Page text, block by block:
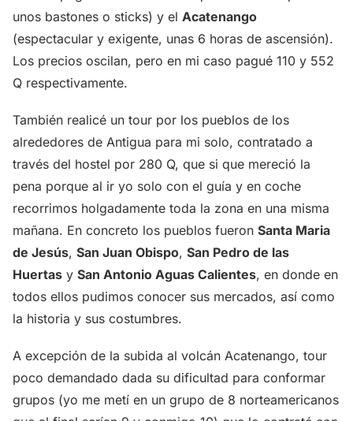
unos bastones o sticks) y el Acatenango
(espectacular y exigente, unas 6 horas de ascensión).
Los precios oscilan, pero en mi caso pagué 110 y 552
Q respectivamente.
También realicé un tour por los pueblos de los
alrededores de Antigua para mi solo, contratado a
través del hostel por 280 Q, que si que mereció la
pena porque al ir yo solo con el guía y en coche
recorrimos holgadamente toda la zona en una misma
mañana. En concreto los pueblos fueron Santa Maria
de Jesús, San Juan Obispo, San Pedro de las
Huertas y San Antonio Aguas Calientes, en donde en
todos ellos pudimos conocer sus mercados, así como
la historia y sus costumbres.
A excepción de la subida al volcán Acatenango, tour
poco demandado dada su dificultad para conformar
grupos (yo me metí en un grupo de 8 norteamericanos